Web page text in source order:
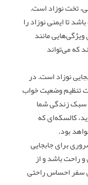
تخت نوزاد است.
تا ایمنی نوزاد را
مانند
که می‌تواند
نوزاد است. در
تنظیم وضعیت خواب
سبک زندگی شما
کالسکه‌ای که
بود.
برای جابجایی
راحت باشد و از
سفر احساس راحتی